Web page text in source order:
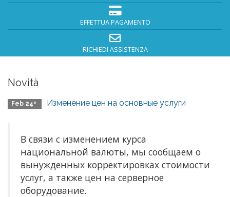
EFFETTUA PAGAMENTO
RICHIEDI ASSISTENZA
Novità
Feb 24º Изменение цен на основные услуги
В связи с изменением курса
национальной валюты, мы сообщаем о
вынужденных корректировках стоимости
услуг, а также цен на серверное
оборудование.